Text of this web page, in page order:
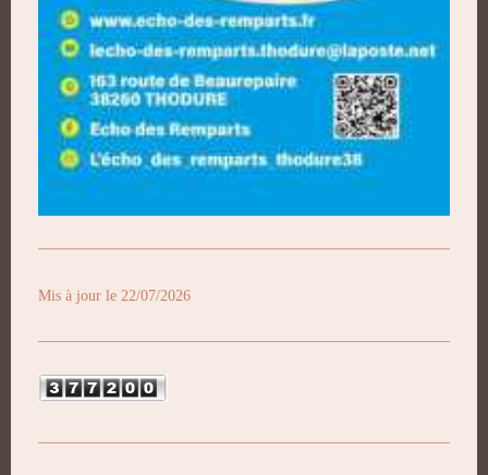
Mis à jour le 22/07/2026